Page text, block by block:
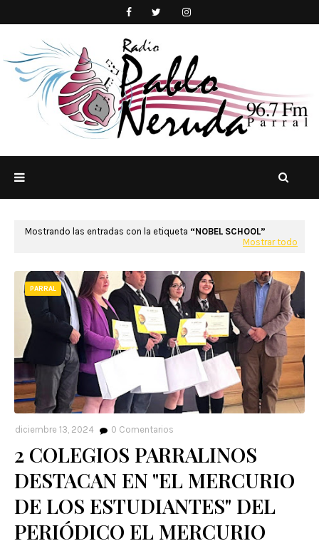
Mostrando las entradas con la etiqueta
NOBEL SCHOOL
Mostrar todo
PARRAL
diciembre 13, 2024 0 Comentarios
2 COLEGIOS PARRALINOS
DESTACAN EN "EL MERCURIO
DE LOS ESTUDIANTES" DEL
PERIÓDICO EL MERCURIO